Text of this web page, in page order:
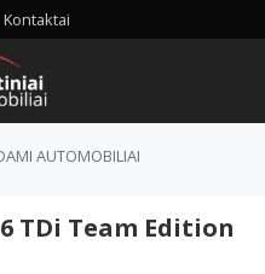
Kontaktai
AUTOMOBILIAI
TDi Team Edition